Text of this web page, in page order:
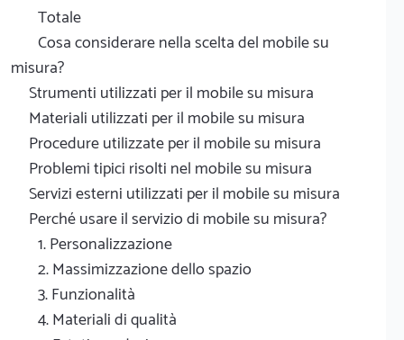
Totale
Cosa considerare nella scelta del mobile su
misura?
Strumenti utilizzati per il mobile su misura
Materiali utilizzati per il mobile su misura
Procedure utilizzate per il mobile su misura
Problemi tipici risolti nel mobile su misura
Servizi esterni utilizzati per il mobile su misura
Perché usare il servizio di mobile su misura?
1. Personalizzazione
2. Massimizzazione dello spazio
3. Funzionalità
4. Materiali di qualità